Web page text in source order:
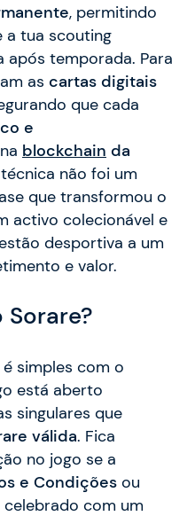
, permitindo
a tua scouting
temporada. Para
as cartas digitais
que cada
e
blockchain da
não foi um
que transformou o
activo colecionável e
desportiva a um
e valor.
Sorare?
simples com o
está aberto
singulares que
válida. Fica
no jogo se a
e Condições ou
com um